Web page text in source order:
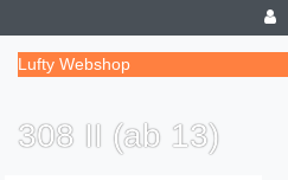
Lufty Webshop
308 II (ab 13)